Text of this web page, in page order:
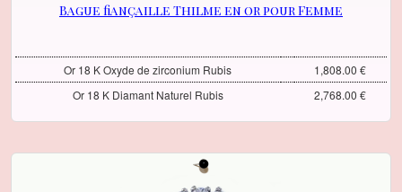
Bague fiançaille Thilme en or pour Femme
Or 18 K Oxyde de zirconium Rubis
1,808.00 €
Or 18 K Diamant Naturel Rubis
2,768.00 €